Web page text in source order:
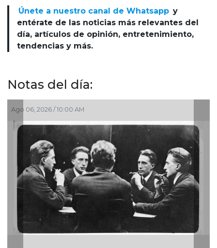
Únete a nuestro canal de Whatsapp y
entérate de las noticias más relevantes del
día, artículos de opinión, entretenimiento,
tendencias y más.
Notas del día:
2026 / 10:00 AM